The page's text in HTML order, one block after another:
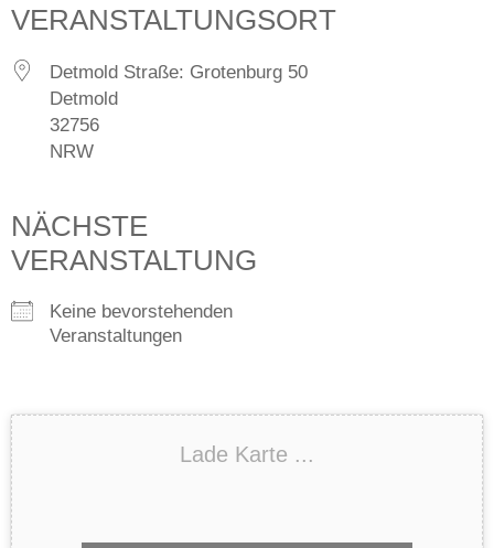
VERANSTALTUNGSORT
Detmold Straße: Grotenburg 50
Detmold
32756
NRW
NÄCHSTE
VERANSTALTUNG
Keine bevorstehenden
Veranstaltungen
Lade Karte ...